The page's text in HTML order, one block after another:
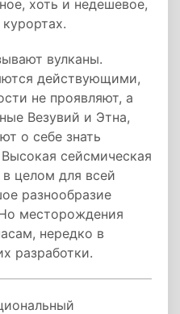
хоть и недешевое,
вулканы.
действующими,
не проявляют, а
Везувий и Этна,
о себе знать
сейсмическая
в целом для всей
разнообразие
месторождения
нередко в
разработки.